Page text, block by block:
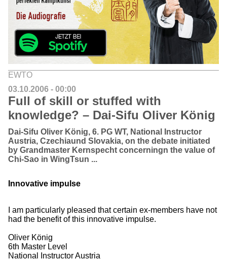
EWTO
03.10.2006 - 00:00
Full of skill or stuffed with
knowledge? – Dai-Sifu Oliver König
Dai-Sifu Oliver König, 6. PG WT, National Instructor
Austria, Czechiaund Slovakia, on the debate initiated
by Grandmaster Kernspecht concerningn the value of
Chi-Sao in WingTsun ...
Innovative impulse
I am particularly pleased that certain ex-members have not
had the benefit of this innovative impulse.
Oliver König
6th Master Level
National Instructor Austria